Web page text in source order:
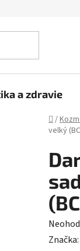
a zdravie
Domov
/
velký
Značka: